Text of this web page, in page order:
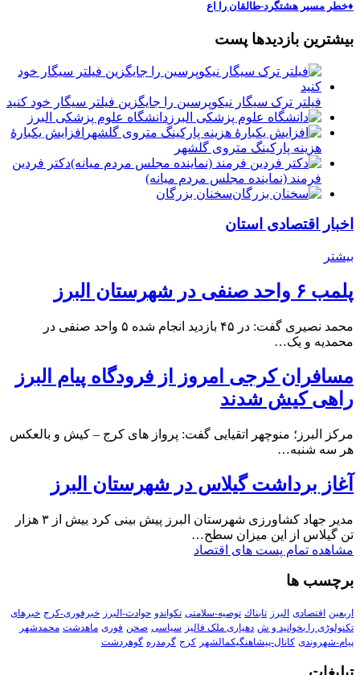
♦️خطر مسیر هشتگرد-طالقان را اع
بیشترین بازدیدها پست
فیلتر ترک سیگار نیکوپرسین را جایگزین فیلتر سیگار خود کنید
دانشگاه علوم پزشکی البرز
افزایش یکبارۀ
هزینه پارکینگ متروی گلشهر
دكتر فردين
فرمند (نماينده مجلس مردم میانه)
سخنان بزرگان
اخبار اقتصادی استان
بیشتر
پلمب ۶ واحد صنفی در شهرستان البرز
محمد نصیری گفت: در ۴۵ بازدید انجام شده ۵ واحد صنفی در
محمدیه و یک…
مسافران کرجی امروز از فرودگاه پیام البرز
راهی کیش شدند
مرکز البرز؛ منوچهر اتقیایی گفت: پرواز های کرج – کیش و بالعکس
هر سه شنبه…
آغاز برداشت گیلاس در شهرستان البرز
مدیر جهاد کشاورزی شهرستان البرز پیش بینی کرد بیش از ۳ هزار
تن گیلاس از این میزان سطح…
مشاهده تمام پست های اقتصاد
برچسب ها
اربعین اقتصادی البرز تابناك توصیه-سلامتی تکواندو حوادث-البرز خبرفوری-کرج خبرهای
تکنولوڑی را بخوانید و ش دهیاری ملک فالیز سیاسی صحن فوری ماهدشت محمدشهر
پیام-شهروندی کانال-پیشاهنگیکمالشهر کرج گرمدره گوهردشت